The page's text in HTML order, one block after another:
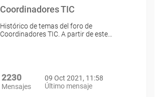
Coordinadores TIC
Histórico de temas del foro de
Coordinadores TIC. A partir de este…
2230
Mensajes
09 Oct 2021, 11:58
Último mensaje